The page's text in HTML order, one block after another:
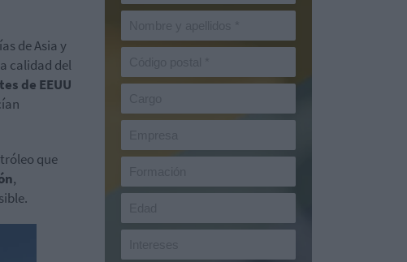
de Asia y
calidad del
de EEUU
que
,